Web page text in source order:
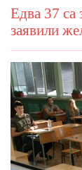
Едва 37
заявили